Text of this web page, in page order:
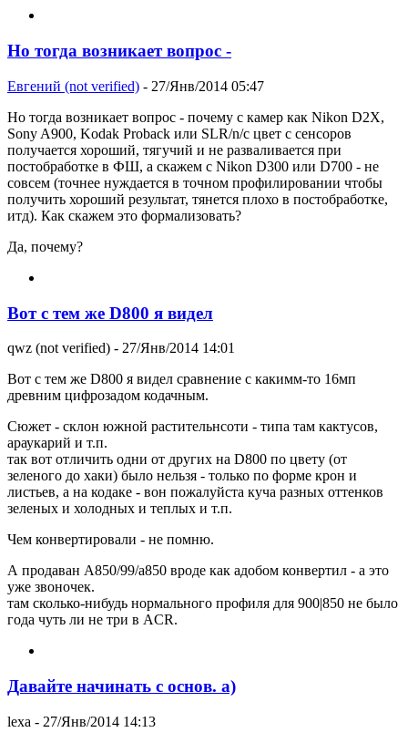
Но тогда возникает вопрос -
Евгений (not verified) - 27/Янв/2014 05:47
Но тогда возникает вопрос - почему с камер как Nikon D2X,
Sony A900, Kodak Proback или SLR/n/c цвет с сенсоров
получается хороший, тягучий и не разваливается при
постобработке в ФШ, а скажем с Nikon D300 или D700 - не
совсем (точнее нуждается в точном профилировании чтобы
получить хороший результат, тянется плохо в постобработке,
итд). Как скажем это формализовать?
Да, почему?
Вот с тем же D800 я видел
qwz (not verified) - 27/Янв/2014 14:01
Вот с тем же D800 я видел сравнение с какимм-то 16мп
древним цифрозадом кодачным.
Сюжет - склон южной растительнсоти - типа там кактусов,
араукарий и т.п.
так вот отличить одни от других на D800 по цвету (от
зеленого до хаки) было нельзя - только по форме крон и
листьев, а на кодаке - вон пожалуйста куча разных оттенков
зеленых и холодных и теплых и т.п.
Чем конвертировали - не помню.
А продаван А850/99/а850 вроде как адобом конвертил - а это
уже звоночек.
там сколько-нибудь нормального профиля для 900|850 не было
года чуть ли не три в ACR.
Давайте начинать с основ. а)
lexa - 27/Янв/2014 14:13